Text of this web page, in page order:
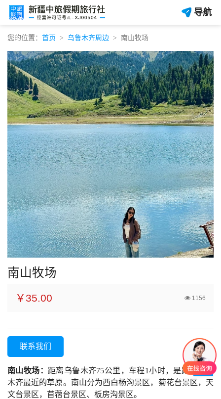
导航
您的位置： 首页 乌鲁木齐周边 南山牧场
南山牧场
￥35.00 1156
联系我们
南山牧场： 距离乌鲁木齐75公里，车程1小时，是距离乌鲁
木齐最近的草原。南山分为西白杨沟景区，菊花台景区，天
文台景区，苜蓿台景区、板房沟景区。